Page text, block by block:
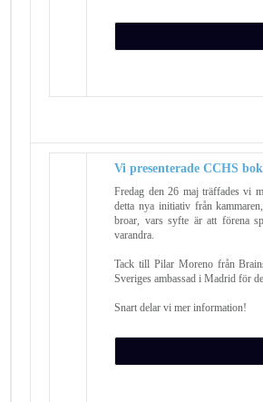
Vi presenterade CCHS
Fredag den 26 maj träffades vi
detta nya initiativ från
broar, vars syfte är att förena
varandra.
Tack till Pilar Moreno från
Sveriges ambassad i Madrid för
Snart delar vi mer information!